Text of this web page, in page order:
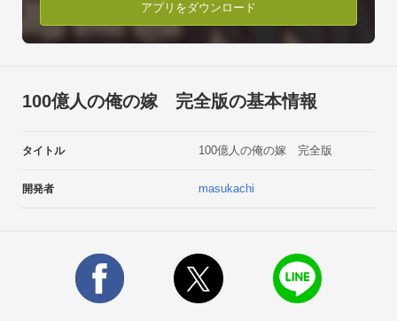
アプリをダウンロード
100億人の俺の嫁 完全版の基本情報
タイトル 100億人の俺の嫁 完全版
開発者 masukachi